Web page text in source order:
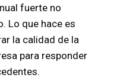
fuerte no
Lo que hace es
la calidad de la
para responder